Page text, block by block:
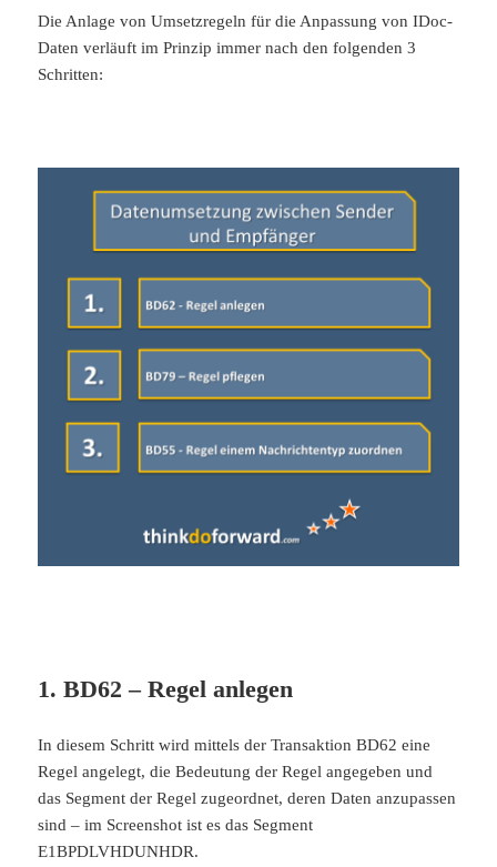
Die Anlage von Umsetzregeln für die Anpassung von IDoc-
Daten verläuft im Prinzip immer nach den folgenden 3
Schritten:
1. BD62 – Regel anlegen
In diesem Schritt wird mittels der Transaktion BD62 eine
Regel angelegt, die Bedeutung der Regel angegeben und
das Segment der Regel zugeordnet, deren Daten anzupassen
sind – im Screenshot ist es das Segment
E1BPDLVHDUNHDR.